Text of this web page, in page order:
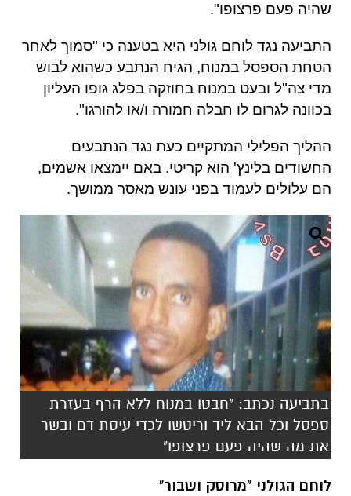
שהיה פעם פרצופו".
התביעה נגד לוחם גולני היא בטענה כי "סמוך לאחר
הטחת הספסל במנוח, הגיח הנתבע כשהוא לבוש
מדי צה"ל ובעט במנוח בחוזקה בפלג גופו העליון
בכוונה לגרום לו חבלה חמורה ו/או להורגו".
ההליך הפלילי המתקיים כעת נגד הנתבעים
החשודים בלינץ' הוא קריטי. באם יימצאו אשמים,
הם עלולים לעמוד בפני עונש מאסר ממושך.
בתביעה נכתב: "חבטו במנוח ללא הרף בעזרת
ספסל וכל הבא ליד וריטשו לכדי עיסת דם ובשר
את מה שהיה פעם פרצופו"
לוחם הגולני "מרוסק ושבור"